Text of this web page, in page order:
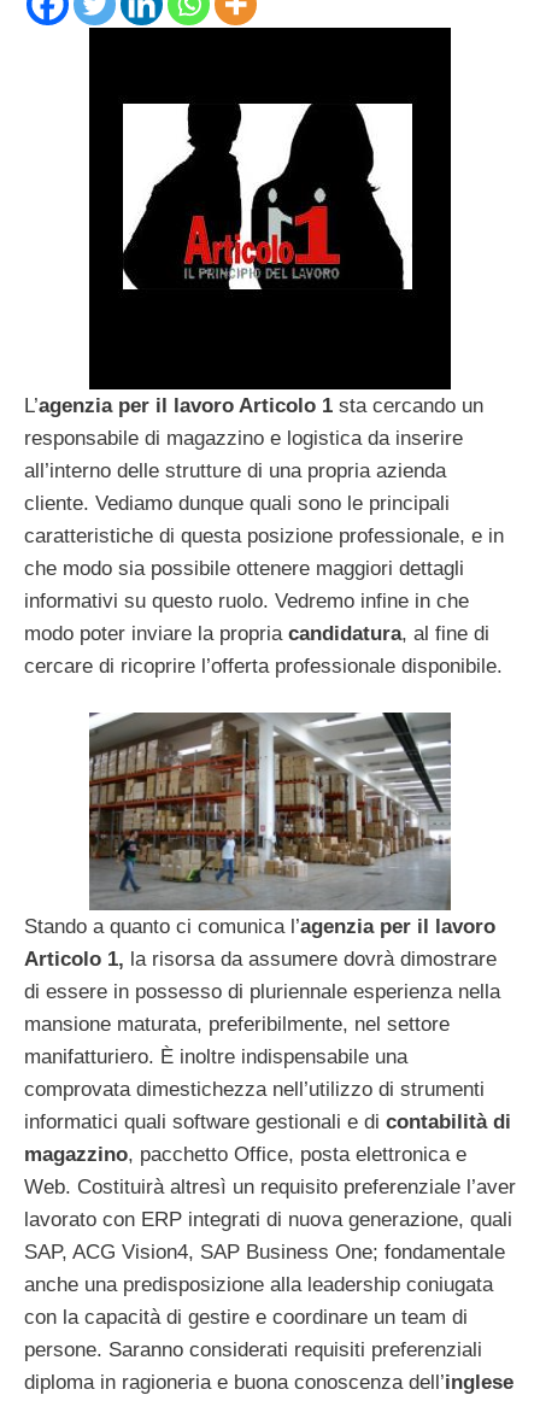
L’agenzia per il lavoro Articolo 1 sta cercando un
responsabile di magazzino e logistica da inserire
all’interno delle strutture di una propria azienda
cliente. Vediamo dunque quali sono le principali
caratteristiche di questa posizione professionale, e in
che modo sia possibile ottenere maggiori dettagli
informativi su questo ruolo. Vedremo infine in che
modo poter inviare la propria candidatura, al fine di
cercare di ricoprire l’offerta professionale disponibile.
Stando a quanto ci comunica l’agenzia per il lavoro
Articolo 1, la risorsa da assumere dovrà dimostrare
di essere in possesso di pluriennale esperienza nella
mansione maturata, preferibilmente, nel settore
manifatturiero. È inoltre indispensabile una
comprovata dimestichezza nell’utilizzo di strumenti
informatici quali software gestionali e di contabilità di
magazzino, pacchetto Office, posta elettronica e
Web. Costituirà altresì un requisito preferenziale l’aver
lavorato con ERP integrati di nuova generazione, quali
SAP, ACG Vision4, SAP Business One; fondamentale
anche una predisposizione alla leadership coniugata
con la capacità di gestire e coordinare un team di
persone. Saranno considerati requisiti preferenziali
diploma in ragioneria e buona conoscenza dell’inglese